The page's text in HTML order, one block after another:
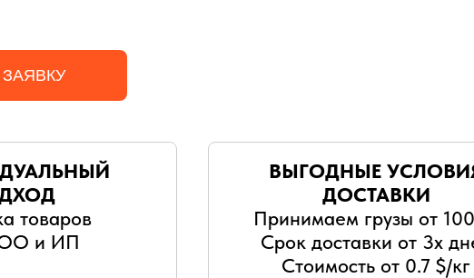
ВЫГОДНЫЕ
ДОСТАВКИ
Принимаем грузы от
Срок доставки от 3х
Стоимость от 0.7 $/кг
товаров
и ИП